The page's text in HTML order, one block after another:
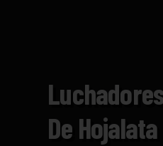
De Hojalata